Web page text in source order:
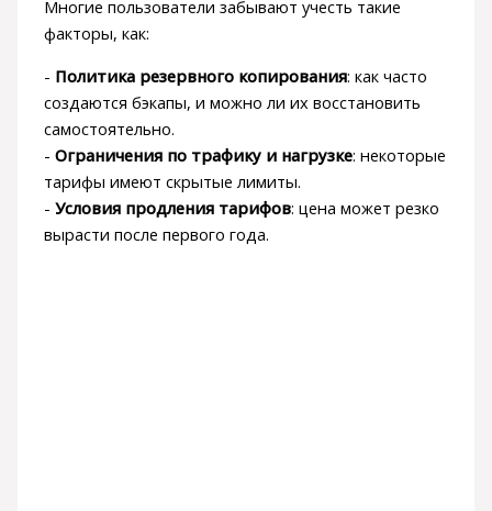
Многие пользователи забывают учесть такие
факторы, как:
- Политика резервного копирования: как часто
создаются бэкапы, и можно ли их восстановить
самостоятельно.
- Ограничения по трафику и нагрузке: некоторые
тарифы имеют скрытые лимиты.
- Условия продления тарифов: цена может резко
вырасти после первого года.